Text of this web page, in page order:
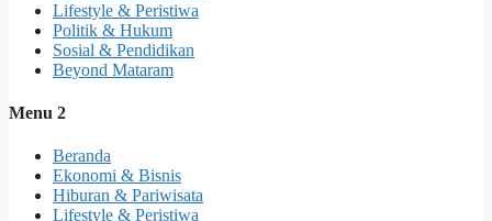
Lifestyle & Peristiwa
Politik & Hukum
Sosial & Pendidikan
Beyond Mataram
Menu 2
Beranda
Ekonomi & Bisnis
Hiburan & Pariwisata
Lifestyle & Peristiwa